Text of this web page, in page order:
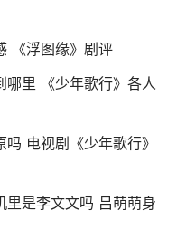
《浮图缘》剧评
哪里 《少年歌行》各人
电视剧《少年歌行》
里是李文文吗 吕萌萌身